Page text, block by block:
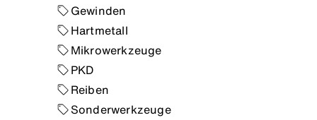
Gewinden
Hartmetall
Mikrowerkzeuge
PKD
Reiben
Sonderwerkzeuge